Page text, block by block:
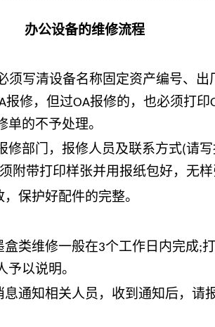
办公设备的维修流程
须写清设备名称固定资产编号、出
报修，但过OA报修的，也必须打印
的不予处理。
修部门，报修人员及联系方式(请
附带打印样张并用报纸包好，无
保护好配件的完整。
类维修一般在3个工作日内完成;
以说明。
通知相关人员，收到通知后，请